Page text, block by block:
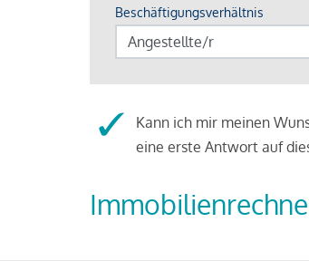
Kann ich mir meinen
eine erste Antwort auf